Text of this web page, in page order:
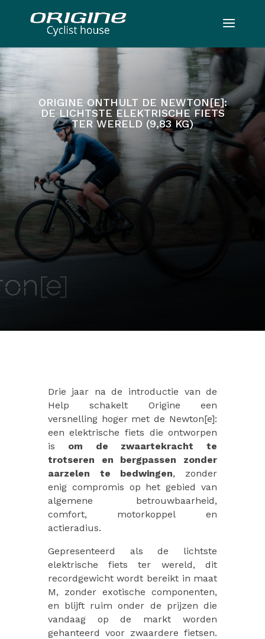
ORIGINE ONTHULT DE NEWTON[E]:
DE LICHTSTE ELEKTRISCHE FIETS
TER WERELD (9,83 KG)
Drie jaar na de introductie van de
Help schakelt Origine een
versnelling hoger met de Newton[e]:
een elektrische fiets die ontworpen
is om de zwaartekracht te
trotseren en bergpassen zonder
aarzelen te bedwingen, zonder
enig compromis op het gebied van
algemene betrouwbaarheid,
comfort, motorkoppel en
actieradius.
Gepresenteerd als de lichtste
elektrische fiets ter wereld, dit
recordgewicht wordt bereikt in maat
M, zonder exotische componenten,
en blijft ruim onder de prijzen die
vandaag op de markt worden
gehanteerd voor zwaardere fietsen.